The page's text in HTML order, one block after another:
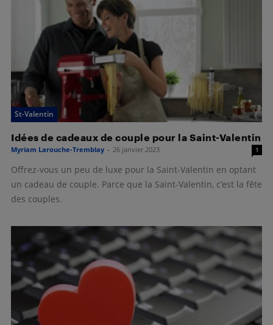
St-Valentin
Idées de cadeaux de couple pour la Saint-Valentin
Myriam Larouche-Tremblay - 26 janvier 2023 1
Offrez-vous un peu de luxe pour la Saint-Valentin en optant
un cadeau de couple. Parce que la Saint-Valentin, c’est la fête
des couples.